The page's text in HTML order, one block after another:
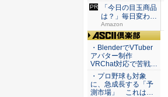
「今日の目玉商品
は？」毎日変わる
Amaz...
Amazon
ASCII倶楽部
・BlenderでVTuber
アバター制作
VRChat対応で苦戦…
・プロ野球も対象
に、急成長する「予
測市場」 これは…